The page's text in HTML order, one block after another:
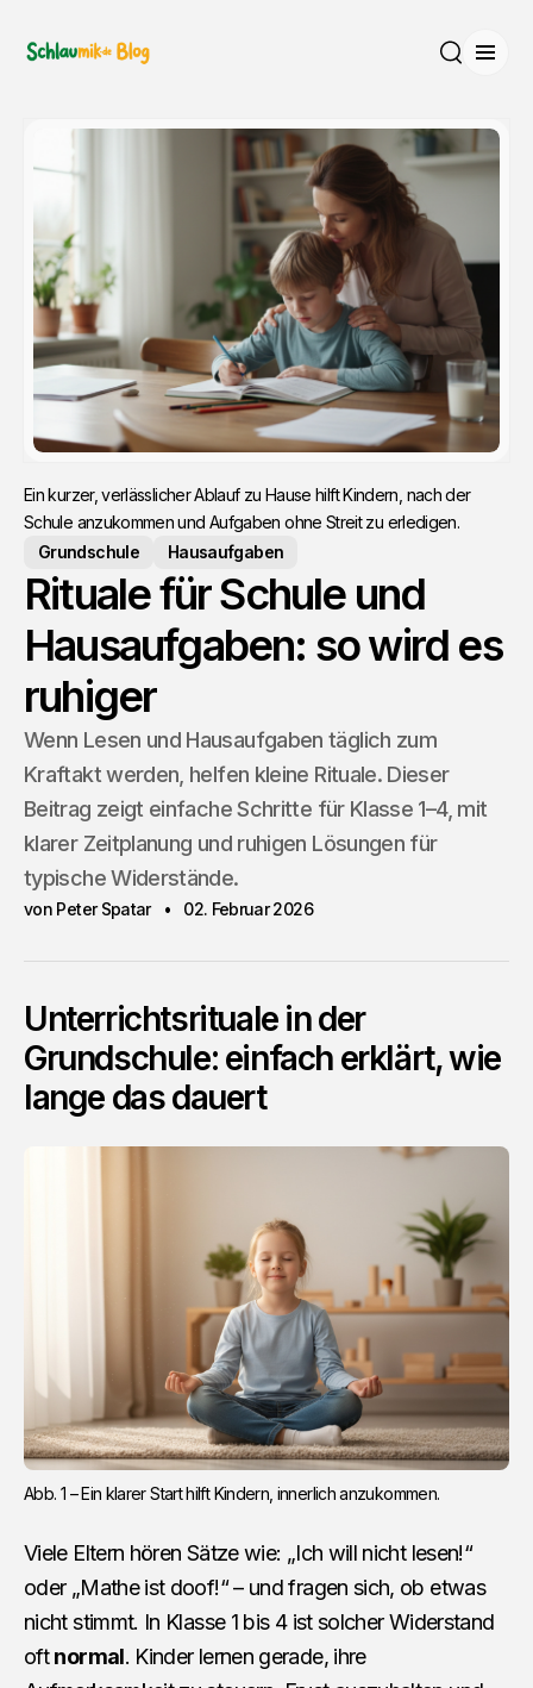
Ein kurzer, verlässlicher Ablauf zu Hause hilft Kindern, nach der
Schule anzukommen und Aufgaben ohne Streit zu erledigen.
Grundschule
Hausaufgaben
Rituale für Schule und
Hausaufgaben: so wird es
ruhiger
Wenn Lesen und Hausaufgaben täglich zum
Kraftakt werden, helfen kleine Rituale. Dieser
Beitrag zeigt einfache Schritte für Klasse 1–4, mit
klarer Zeitplanung und ruhigen Lösungen für
typische Widerstände.
von Peter Spatar 02. Februar 2026
Unterrichtsrituale in der
Grundschule: einfach erklärt, wie
lange das dauert
Abb. 1 – Ein klarer Start hilft Kindern, innerlich anzukommen.
Viele Eltern hören Sätze wie: „Ich will nicht lesen!“
oder „Mathe ist doof!“ – und fragen sich, ob etwas
nicht stimmt. In Klasse 1 bis 4 ist solcher Widerstand
oftnormal. Kinder lernen gerade, ihre